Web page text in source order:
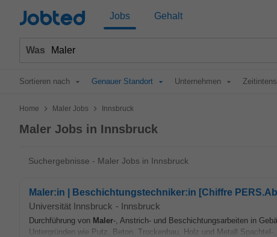
Jobted Jobs Gehalt
Was
Sortieren nach Genauer Standort Unternehmen
Home > Maler Jobs > Innsbruck
Maler Jobs in Innsbruck
Suchergebnisse - Maler Jobs in Innsbruck
Maler:in | Beschichtungstechniker:in [Chiffre
Universität Innsbruck - Innsbruck
Durchführung von Maler-, Anstrich- und Beschichtungsarbeiten in
Untergründen wie Putz, Beton, Trockenbau, Holz und Metall Spachtel-